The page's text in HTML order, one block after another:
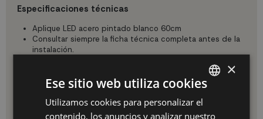
Especificaciones técnicas
Aplique LED acero pintado blanco 60cm
Consultar siempre la ficha técnica completa antes de la
instalación.
Perfecto para instalar en paredes, cabeceros o pasillos.
Selecciona la altura adecuada según el uso (lectura, luz
ambiental, iluminación de paso) y asegúrate de que queda
SPANISH
×
Ese sitio web utiliza cookies
Utilizamos cookies para personalizar el
contenido, los anuncios y analizar nuestro